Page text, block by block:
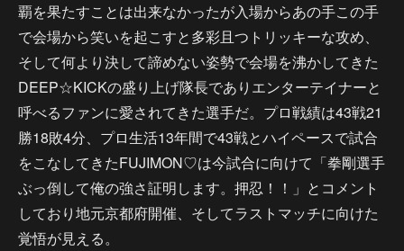
覇を果たすことは出来なかったが入場からあの手この手
で会場から笑いを起こすと多彩且つトリッキーな攻め、
そして何より決して諦めない姿勢で会場を沸かしてきた
DEEP☆KICKの盛り上げ隊長でありエンターテイナーと
呼べるファンに愛されてきた選手だ。プロ戦績は43戦21
勝18敗4分、プロ生活13年間で43戦とハイペースで試合
をこなしてきたFUJIMON♡は今試合に向けて「拳剛選手
ぶっ倒して俺の強さ証明します。押忍！！」とコメント
しており地元京都府開催、そしてラストマッチに向けた
覚悟が見える。